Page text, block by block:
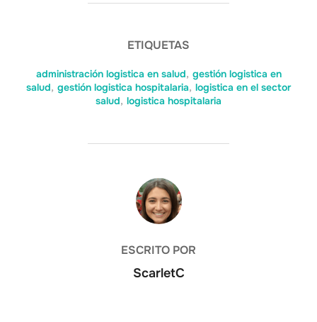
ETIQUETAS
administración logistica en salud, gestión logistica en
salud, gestión logistica hospitalaria, logistica en el sector
salud, logistica hospitalaria
AUTOR DE LA ENTRADA
ESCRITO POR
ScarletC